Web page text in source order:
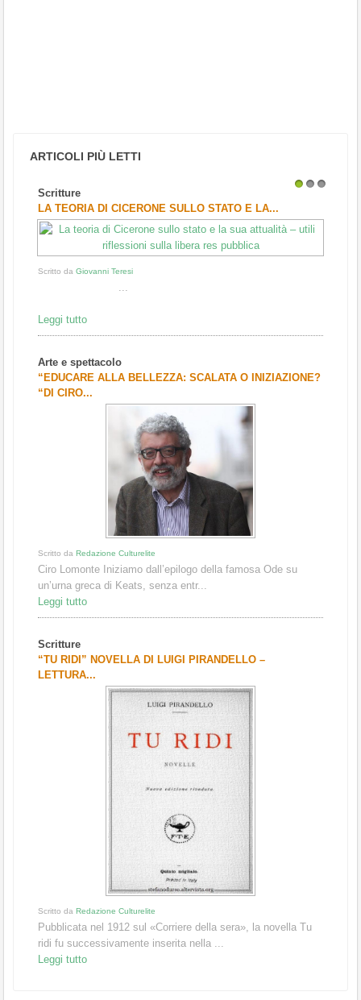
ARTICOLI PIÙ LETTI
Scritture
LA TEORIA DI CICERONE SULLO STATO E LA...
Scritto da Giovanni Teresi
...
Leggi tutto
Arte e spettacolo
“EDUCARE ALLA BELLEZZA: SCALATA O INIZIAZIONE?
“DI CIRO...
Scritto da Redazione Culturelite
Ciro Lomonte Iniziamo dall’epilogo della famosa Ode su
un’urna greca di Keats, senza entr...
Leggi tutto
Scritture
“TU RIDI” NOVELLA DI LUIGI PIRANDELLO –
LETTURA...
Scritto da Redazione Culturelite
Pubblicata nel 1912 sul «Corriere della sera», la novella Tu
ridi fu successivamente inserita nella ...
Leggi tutto